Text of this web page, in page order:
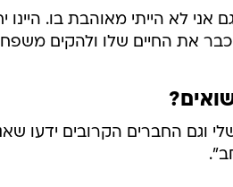
אני לא הייתי מאוהבת בו. היינו
כבר את החיים שלו ולהקים
וגם החברים הקרובים ידעו